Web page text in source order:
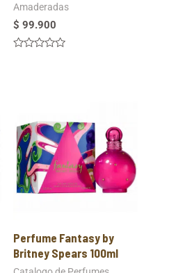
Amaderadas
$ 99.900
Perfume Fantasy by
Britney Spears 100ml